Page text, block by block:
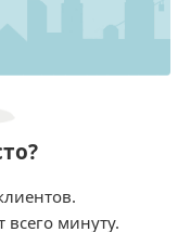
всего минуту.